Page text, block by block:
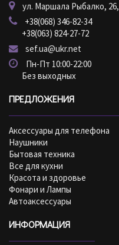
ул. Маршала Рыбалко,
+38(068) 346-82-34
+38(063) 824-27-72
sef.ua@ukr.net
Пн-Пт 10:00-22:00
Без выходных
ПРЕДЛОЖЕНИЯ
Аксессуары для телефона
Наушники
Бытовая техника
Все для кухни
Красота и здоровье
Фонари и Лампы
Автоаксессуары
ИНФОРМАЦИЯ